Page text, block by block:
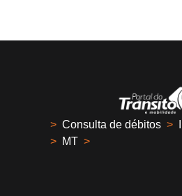
> Consulta de débitos >
> MT >